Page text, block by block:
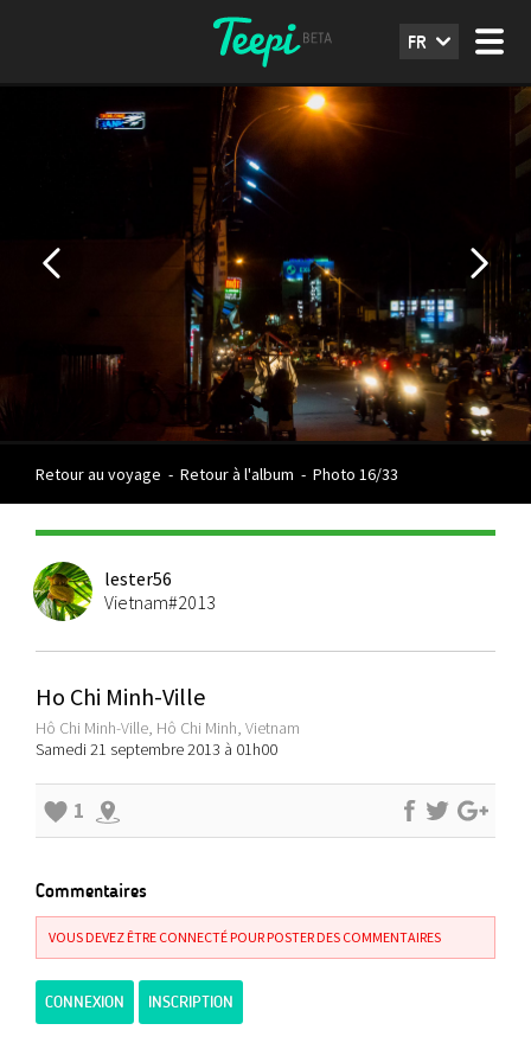
FR
Retour au voyage - Retour à l'album - Photo 16/33
lester56
Vietnam#2013
Ho Chi Minh-Ville
Hô Chi Minh-Ville, Hô Chi Minh, Vietnam
Samedi 21 septembre 2013 à 01h00
1
Commentaires
VOUS DEVEZ ÊTRE CONNECTÉ POUR POSTER DES COMMENTAIRES
CONNEXION INSCRIPTION